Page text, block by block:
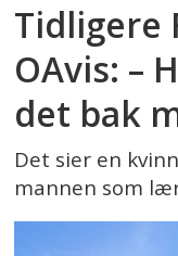
Tidligere
OAvis: –
det bak
Det sier en
mannen som